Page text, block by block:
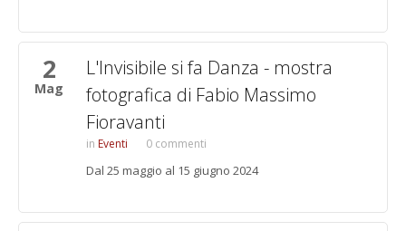
2
Mag
L'Invisibile si fa Danza - mostra
fotografica di Fabio Massimo
Fioravanti
Eventi 0 commenti
Dal 25 maggio al 15 giugno 2024